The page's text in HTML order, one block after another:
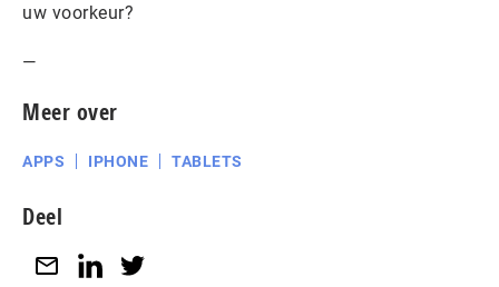
uw voorkeur?
—
Meer over
APPS IPHONE TABLETS
Deel